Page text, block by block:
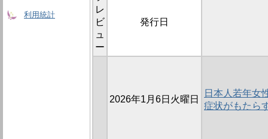
利用統計
レ
ビ
ュ
ー
発行日
2026年1月6日火曜日
日本人若年女
症状がもたら